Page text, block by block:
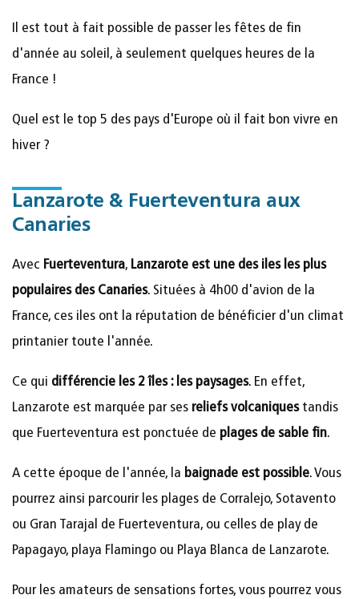
Il est tout à fait possible de passer les fêtes de fin
d'année au soleil, à seulement quelques heures de la
France !
Quel est le top 5 des pays d'Europe où il fait bon vivre en
hiver ?
Lanzarote & Fuerteventura aux
Canaries
Avec Fuerteventura, Lanzarote est une des iles les plus
populaires des Canaries. Situées à 4h00 d'avion de la
France, ces iles ont la réputation de bénéficier d'un climat
printanier toute l'année.
Ce qui différencie les 2 îles : les paysages. En effet,
Lanzarote est marquée par ses reliefs volcaniquestandis
que Fuerteventura est ponctuée de plages de sable fin.
A cette époque de l'année, la baignade est possible. Vous
pourrez ainsi parcourir les plages de Corralejo, Sotavento
ou Gran Tarajal de Fuerteventura, ou celles de play de
Papagayo, playa Flamingo ou Playa Blanca de Lanzarote.
Pour les amateurs de sensations fortes, vous pourrez vous